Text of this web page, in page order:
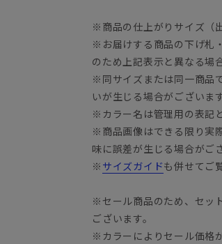
※商品の仕上がりサイズ（
※お届けする商品の下げ札
のため上記表示と異なる場
※同サイズまたは同一商品
いが生じる場合がございます
※カラー名は管理用の表記
※商品画像はできる限り実
味に誤差が生じる場合がご
※ サイズガイドも併せてご
※セール商品のため、セッ
ございます。
※カラーによりセール価格